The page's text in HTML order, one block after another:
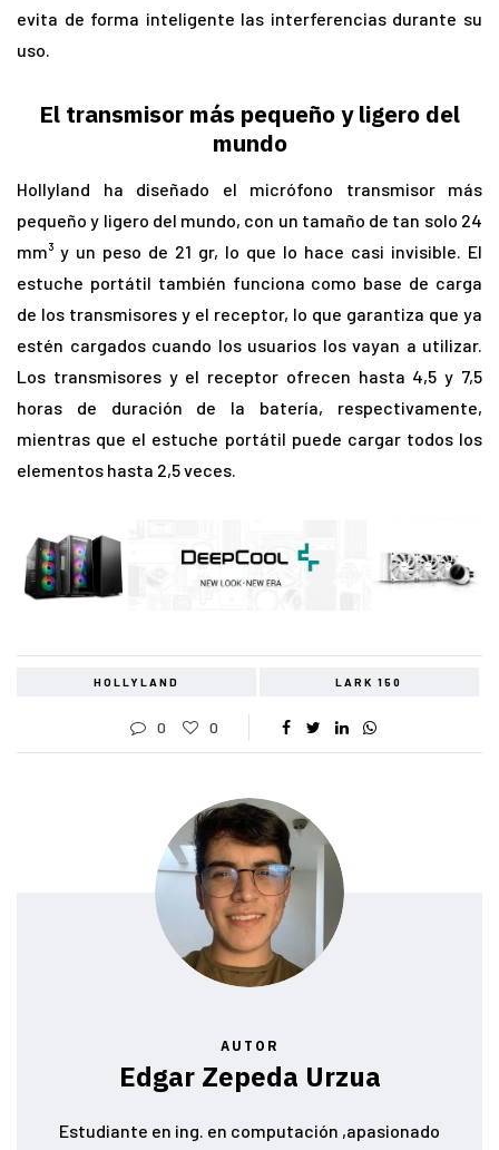
evita de forma inteligente las interferencias durante su
uso.
El transmisor más pequeño y ligero del
mundo
Hollyland ha diseñado el micrófono transmisor más
pequeño y ligero del mundo, con un tamaño de tan solo 24
mm³ y un peso de 21 gr, lo que lo hace casi invisible. El
estuche portátil también funciona como base de carga
de los transmisores y el receptor, lo que garantiza que ya
estén cargados cuando los usuarios los vayan a utilizar.
Los transmisores y el receptor ofrecen hasta 4,5 y 7,5
horas de duración de la batería, respectivamente,
mientras que el estuche portátil puede cargar todos los
elementos hasta 2,5 veces.
HOLLYLAND LARK 150
0 0
AUTOR
Edgar Zepeda Urzua
Estudiante en ing. en computación ,apasionado